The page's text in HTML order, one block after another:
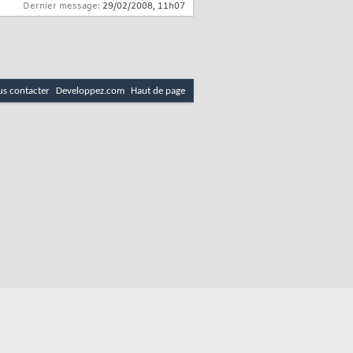
Dernier message: 29/02/2008, 11h07
contacter Developpez.com Haut de page